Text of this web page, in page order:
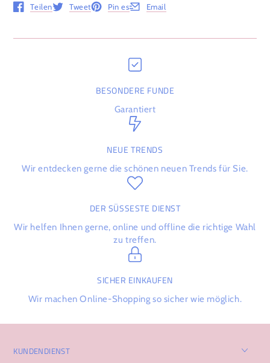
Teilen
Öffnet in einem neuen Fenster.
Tweet
Öffnet in einem neuen Fenster.
Pin es
Öffnet in einem neuen Fenster.
Email
Öffnet in einem neuen Fenster.
BESONDERE FUNDE
Garantiert
NEUE TRENDS
Wir entdecken gerne die schönen neuen Trends für Sie.
DER SÜSSESTE DIENST
Wir helfen Ihnen gerne, online und offline die richtige Wahl
zu treffen.
SICHER EINKAUFEN
Wir machen Online-Shopping so sicher wie möglich.
KUNDENDIENST